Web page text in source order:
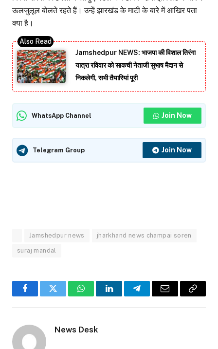
ऊलजुलूल बोलते रहते हैं। उन्हें झारखंड के माटी के बारे में आखिर पता
क्या है।
Jamshedpur NEWS: भाजपा की विशाल तिरंगा
यात्रा रविवार को साकची नेताजी सुभाष मैदान से
निकलेगी, सभी तैयारियां पूरी
WhatsApp Channel Join Now
Telegram Group Join Now
Jamshedpur news jharkhand news champai soren
suraj mandal
FacebookTwitter WhatsAppLinkedInTelegramEmail
Copy
News Desk